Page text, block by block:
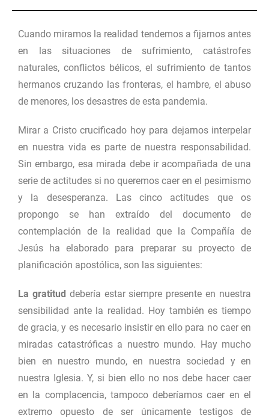
Cuando miramos la realidad tendemos a fijarnos antes
en las situaciones de sufrimiento, catástrofes
naturales, conflictos bélicos, el sufrimiento de tantos
hermanos cruzando las fronteras, el hambre, el abuso
de menores, los desastres de esta pandemia.
Mirar a Cristo crucificado hoy para dejarnos interpelar
en nuestra vida es parte de nuestra responsabilidad.
Sin embargo, esa mirada debe ir acompañada de una
serie de actitudes si no queremos caer en el pesimismo
y la desesperanza. Las cinco actitudes que os
propongo se han extraído del documento de
contemplación de la realidad que la Compañía de
Jesús ha elaborado para preparar su proyecto de
planificación apostólica, son las siguientes:
La gratitud debería estar siempre presente en nuestra
sensibilidad ante la realidad. Hoy también es tiempo
de gracia, y es necesario insistir en ello para no caer en
miradas catastróficas a nuestro mundo. Hay mucho
bien en nuestro mundo, en nuestra sociedad y en
nuestra Iglesia. Y, si bien ello no nos debe hacer caer
en la complacencia, tampoco deberíamos caer en el
extremo opuesto de ser únicamente testigos de